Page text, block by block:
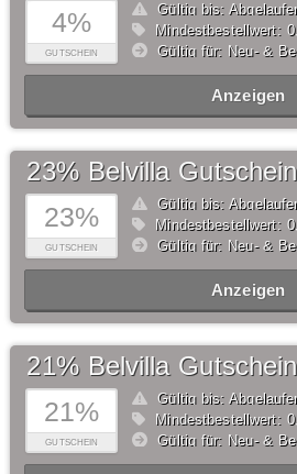
4%
GUTSCHEIN
Gültig bis:
Mindestbestellwert:
Gültig für: Neu- &
Anzeigen
23%
GUTSCHEIN
23% Belvilla Gutschein
Gültig bis:
Mindestbestellwert:
Gültig für: Neu- &
Anzeigen
21%
GUTSCHEIN
21% Belvilla Gutschein
Gültig bis:
Mindestbestellwert:
Gültig für: Neu- &